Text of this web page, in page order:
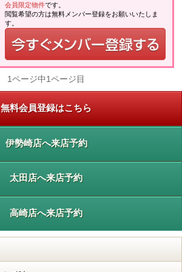
会員限定物件です。
閲覧希望の方は無料メンバー登録をお願いいたしま
す。
1ページ中1ページ目
無料会員登録はこちら
伊勢崎店へ来店予約
太田店へ来店予約
高崎店へ来店予約